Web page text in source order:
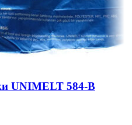
UNIMELT 584-В